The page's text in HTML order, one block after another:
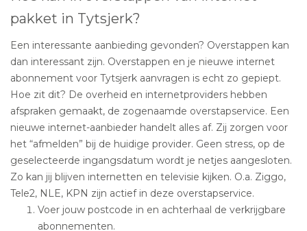
pakket in Tytsjerk?
Een interessante aanbieding gevonden? Overstappen kan
dan interessant zijn. Overstappen en je nieuwe internet
abonnement voor Tytsjerk aanvragen is echt zo gepiept.
Hoe zit dit? De overheid en internetproviders hebben
afspraken gemaakt, de zogenaamde overstapservice. Een
nieuwe internet-aanbieder handelt alles af. Zij zorgen voor
het “afmelden” bij de huidige provider. Geen stress, op de
geselecteerde ingangsdatum wordt je netjes aangesloten.
Zo kan jij blijven internetten en televisie kijken. O.a. Ziggo,
Tele2, NLE, KPN zijn actief in deze overstapservice.
Voer jouw postcode in en achterhaal de verkrijgbare
abonnementen.